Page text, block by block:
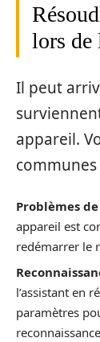
lors de
Il peut
appareil.
Problèmes
appareil est
redémarrer le
l’assistant en
paramètres